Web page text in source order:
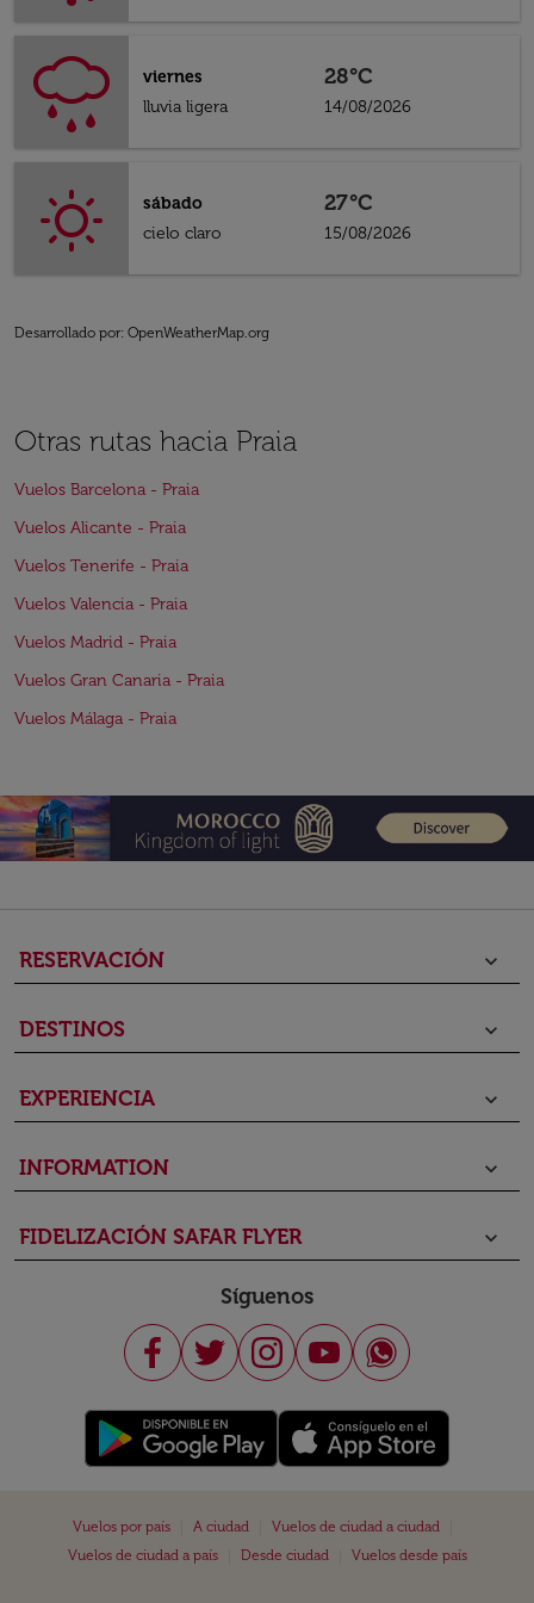
viernes
lluvia ligera
28°C
14/08/2026
sábado
cielo claro
27°C
15/08/2026
Desarrollado por: OpenWeatherMap.org
Otras rutas hacia Praia
Vuelos Barcelona - Praia
Vuelos Alicante - Praia
Vuelos Tenerife - Praia
Vuelos Valencia - Praia
Vuelos Madrid - Praia
Vuelos Gran Canaria - Praia
Vuelos Málaga - Praia
RESERVACIÓN keyboard_arrow_down
DESTINOS keyboard_arrow_down
EXPERIENCIA keyboard_arrow_down
INFORMATION keyboard_arrow_down
FIDELIZACIÓN SAFAR FLYER keyboard_arrow_down
Síguenos
Vuelos por país A ciudad Vuelos de ciudad a ciudad
Vuelos de ciudad a país
Desde ciudad Vuelos desde país